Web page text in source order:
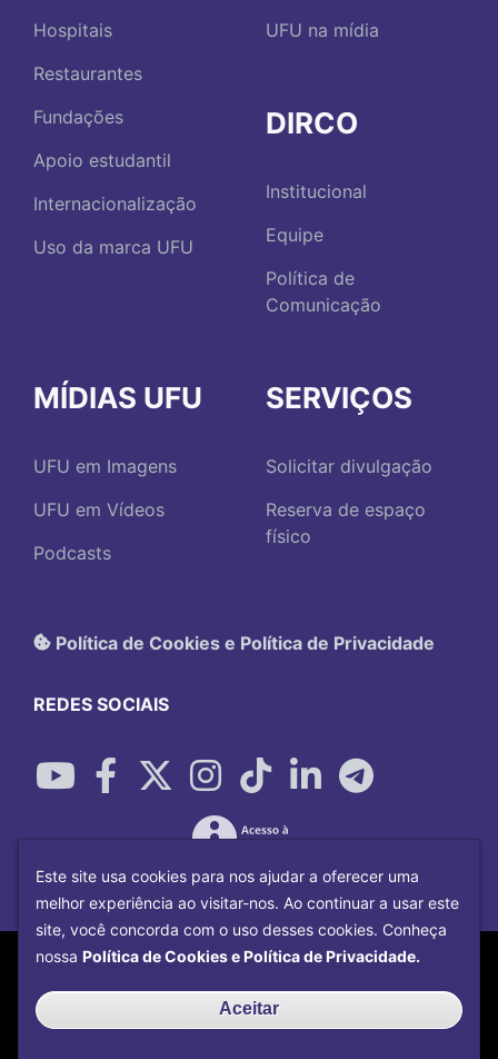
Hospitais
Restaurantes
Fundações
Apoio estudantil
Internacionalização
Uso da marca UFU
UFU na mídia
DIRCO
Institucional
Equipe
Política de
Comunicação
MÍDIAS UFU
UFU em Imagens
UFU em Vídeos
Podcasts
SERVIÇOS
Solicitar divulgação
Reserva de espaço
físico
Política de Cookies e Política de Privacidade
REDES SOCIAIS
Copyright©2026Universidade Federal
Desenvolvido porCentro de Tecnologia da
Informação e Comunicaçãocom o CMS de
Este site usa cookies para nos ajudar a oferecer uma
melhor experiência ao visitar-nos. Ao continuar a usar este
site, você concorda com o uso desses cookies. Conheça
nossa Política de Cookies e Política de Privacidade.
Aceitar